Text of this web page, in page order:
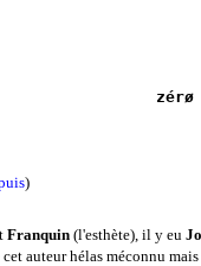
zérø
)
Franquin(l'esthète), il y eu
auteur hélas méconnu